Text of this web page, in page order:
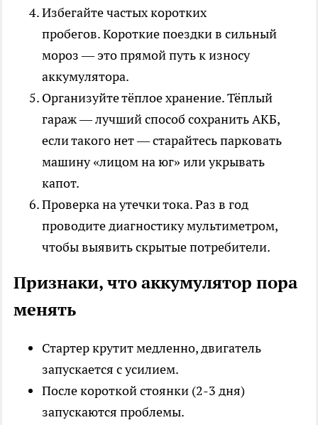
Избегайте частых коротких
пробегов. Короткие поездки в сильный
мороз — это прямой путь к износу
аккумулятора.
Организуйте тёплое хранение. Тёплый
гараж — лучший способ сохранить АКБ,
если такого нет — старайтесь парковать
машину «лицом на юг» или укрывать
капот.
Проверка на утечки тока. Раз в год
проводите диагностику мультиметром,
чтобы выявить скрытые потребители.
Признаки, что аккумулятор пора
менять
Стартер крутит медленно, двигатель
запускается с усилием.
После короткой стоянки (2-3 дня)
запускаются проблемы.